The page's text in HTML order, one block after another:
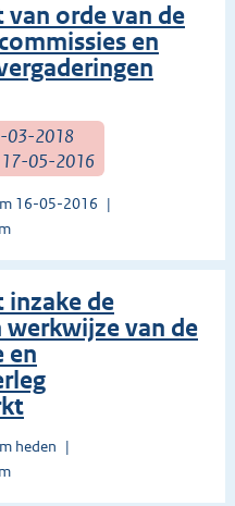
van orde van de
en
03-2018
17-05-2016
16-05-2016
inzake de
werkwijze van de
en
heden